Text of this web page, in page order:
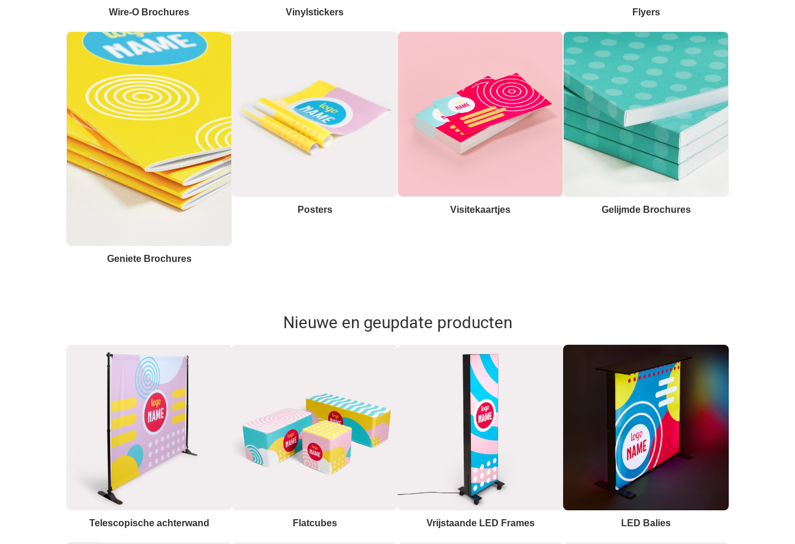
Wire-O Brochures Vinylstickers Flyers
Geniete Brochures
Posters Visitekaartjes Gelijmde Brochures
Nieuwe en geupdate producten
Telescopische achterwand Flatcubes Vrijstaande LED Frames LED Balies